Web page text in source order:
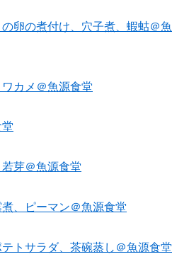
卵の煮付け、穴子煮、蝦蛄＠魚
カメ＠魚源食堂
芽＠魚源食堂
、ピーマン＠魚源食堂
トサラダ、茶碗蒸し＠魚源食堂